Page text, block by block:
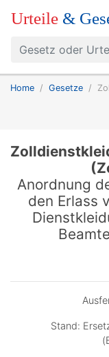
Urteile &
Home Gesetze
Anordnung
den Erlass
Stand: